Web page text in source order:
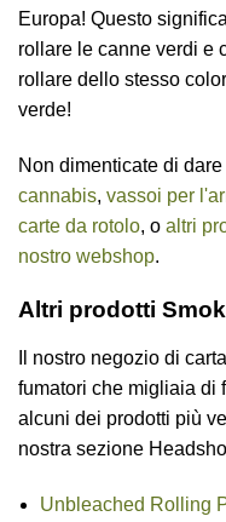
Europa! Questo
rollare le canne verdi e
rollare dello stesso
verde!
Non dimenticate di
cannabis, vassoi per
carte da rotolo, o altri
nostro webshop.
Altri prodotti
Il nostro negozio di
fumatori che migliaia di
alcuni dei prodotti più
nostra sezione
Unbleached Rolling